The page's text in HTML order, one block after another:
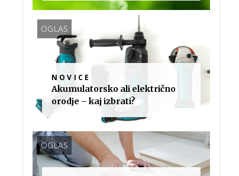
OGLAS
NOVICE
Akumulatorsko ali električno
orodje – kaj izbrati?
OGLAS